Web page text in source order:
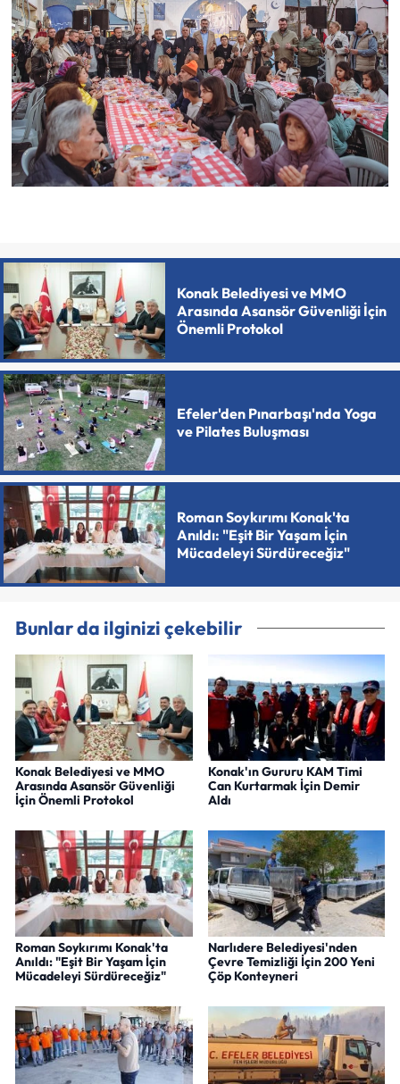
Konak Belediyesi ve MMO
Arasında Asansör Güvenliği İçin
Önemli Protokol
Efeler'den Pınarbaşı'nda Yoga
ve Pilates Buluşması
Roman Soykırımı Konak'ta
Anıldı: "Eşit Bir Yaşam İçin
Mücadeleyi Sürdüreceğiz"
Bunlar da ilginizi çekebilir
Konak Belediyesi ve MMO
Arasında Asansör Güvenliği
İçin Önemli Protokol
Konak'ın Gururu KAM Timi
Can Kurtarmak İçin Demir
Aldı
Roman Soykırımı Konak'ta
Anıldı: "Eşit Bir Yaşam İçin
Mücadeleyi Sürdüreceğiz"
Narlıdere Belediyesi'nden
Çevre Temizliği İçin 200 Yeni
Çöp Konteyneri